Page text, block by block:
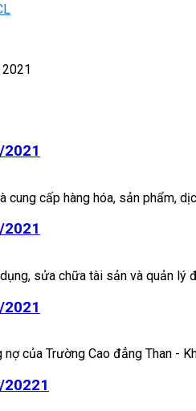
cung cấp hàng hóa, sản phẩm,
sửa chữa tài sản và quản lý
của Trường Cao đẳng Than -